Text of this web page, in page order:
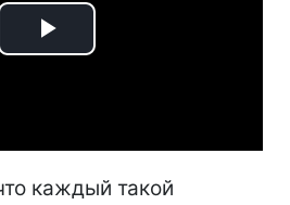
Play
каждый такой